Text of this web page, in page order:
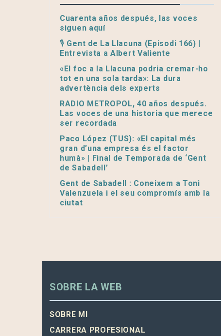
Cuarenta años después, las voces
siguen aquí
🎙️ Gent de La Llacuna (Episodi 166) |
Entrevista a Albert Valiente
«El foc a la Llacuna podria cremar-ho
tot en una sola tarda»: La dura
advertència dels experts
RADIO METROPOL, 40 años después.
Las voces de una historia que merece
ser recordada
Paco López (TUS): «El capital més
gran d’una empresa és el factor
humà» | Final de Temporada de ‘Gent
de Sabadell’
Gent de Sabadell : Coneixem a Toni
Valenzuela i el seu compromís amb la
ciutat
SOBRE LA WEB
SOBRE MI
CARRERA PROFESIONAL